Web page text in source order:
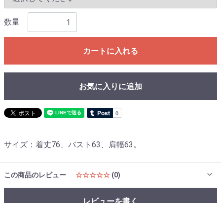
数量
カートに入れる
お気に入りに追加
サイズ：着丈76、バスト63、肩幅63。
この商品のレビュー ☆☆☆☆☆ (0)